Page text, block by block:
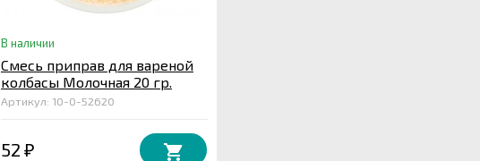
В наличии
Смесь приправ для вареной
колбасы Молочная 20 гр.
Артикул: 10-0-52620
52 ₽